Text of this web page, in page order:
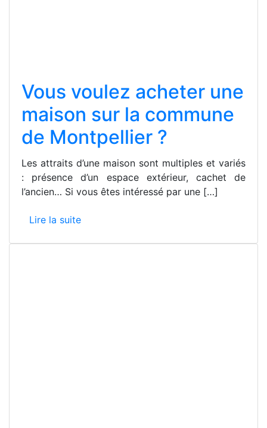
Vous voulez acheter une
maison sur la commune
de Montpellier ?
Les attraits d’une maison sont multiples et variés
: présence d’un espace extérieur, cachet de
l’ancien… Si vous êtes intéressé par une […]
Lire la suite